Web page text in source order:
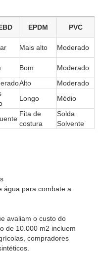
EPDM
PVC
Mais alto
Moderado
Bom
Moderado
Alto
Moderado
Longo Médio
Fita de
costura
Solda
Solvente
água para combate a
avaliam o custo do
de 10.000 m2 incluem
compradores